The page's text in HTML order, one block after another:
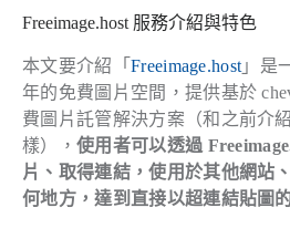
Freeimage.host 服務介紹與特色
本文要介紹「 Freeimage.host 」是
年的免費圖片空間，提供基於
費圖片託管解決方案（和之前介
樣）， 使用者可以透過
片、取得連結，使用於其他網站
何地方，達到直接以超連結貼圖